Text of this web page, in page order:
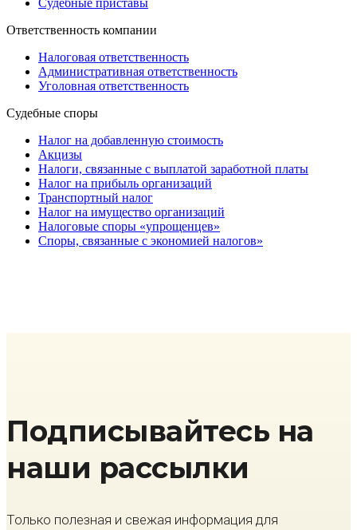
Судебные приставы
Ответственность компании
Налоговая ответственность
Административная ответственность
Уголовная ответственность
Судебные споры
Налог на добавленную стоимость
Акцизы
Налоги, связанные с выплатой заработной платы
Налог на прибыль организаций
Транспортный налог
Налог на имущество организаций
Налоговые споры «упрощенцев»
Споры, связанные с экономией налогов»
Подписывайтесь на
наши рассылки
Только полезная и свежая информация для